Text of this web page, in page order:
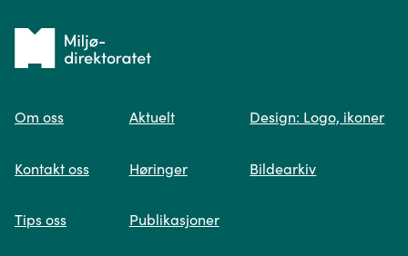
Spør oss
søk og viser deg vår mest relevante
Tilbake
forsiden
Om oss
Kontakt oss
Tips oss
Aktuelt
Høringer
Publikasjoner
Design: Logo, ikoner
Bildearkiv